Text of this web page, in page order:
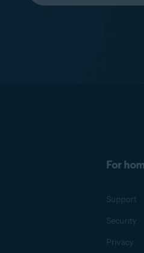
language:
For
Support
Security
Privacy